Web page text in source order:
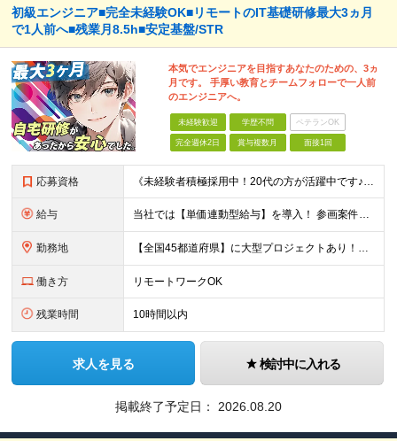
初級エンジニア■完全未経験OK■リモートのIT基礎研修最大3ヵ月
で1人前へ■残業月8.5h■安定基盤/STR
本気でエンジニアを目指すあなたのための、3ヵ
月です。 手厚い教育とチームフォローで一人前
のエンジニアへ。
未経験歓迎 学歴不問 ベテランOK
完全週休2日 賞与複数月 面接1回
応募資格 《未経験者積極採用中！20代の方が活躍中です♪》 ◎約4割が実務未経験入社！ ■学歴・職歴は一切問いません！ ■第二新卒の方もお気軽にご相談ください♪ ■入社してから数年は、転勤の可能性があります
給与 当社では【単価連動型給与】を導入！ 参画案件の契約単価に連動して給与が決定。 還元率は単価の【70％～80％】と東証プライム上場グループとして高水準です！（社会保険料・教育コスト含む） ■関東：月給
勤務地 【全国45都道府県】に大型プロジェクトあり！※ 四国・沖縄を除く 主要勤務地： 北海道/宮城県/栃木県/埼玉県/千葉県/東京都/神奈川県/愛知県/大阪府/京都府/兵庫県/広島県/福岡県/熊本県 ※勤
働き方 リモートワークOK
残業時間 10時間以内
求人を見る 検討中に入れる
掲載終了予定日： 2026.08.20